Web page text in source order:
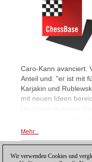
Caro-Kann avanciert.
Anteil und: "er ist mit
Karjakin und
mit neuen Ideen
Mehr...
Wir verwenden Cookies und